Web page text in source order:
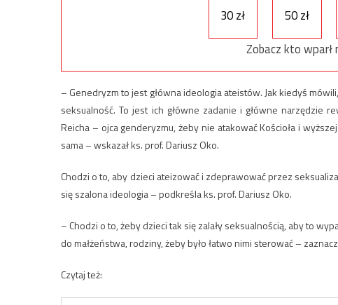
30 zł 50 zł
Zobacz kto wparł
– Genedryzm to jest główna ideologia ateistów. Jak kiedyś
seksualność. To jest ich główne zadanie i główne narzędzie
Reicha – ojca genderyzmu, żeby nie atakować Kościoła i
sama – wskazał ks. prof. Dariusz Oko.
Chodzi o to, aby dzieci ateizować i zdeprawować przez
się szalona ideologia – podkreśla ks. prof. Dariusz Oko.
– Chodzi o to, żeby dzieci tak się zalały seksualnością, aby to
do małżeństwa, rodziny, żeby było łatwo nimi sterować –
Czytaj też: